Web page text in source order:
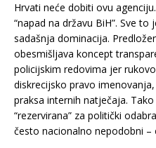
Hrvati neće dobiti ovu
“napad na državu BiH”. Sve
sadašnja dominacija.
obesmišljava koncept
policijskim redovima jer
diskrecijsko pravo
praksa internih natječaja.
“rezervirana” za politički
često nacionalno nepodobni –